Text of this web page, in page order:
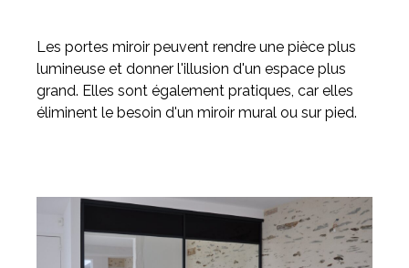
Les portes miroir peuvent rendre une pièce plus
lumineuse et donner l'illusion d'un espace plus
grand. Elles sont également pratiques, car elles
éliminent le besoin d'un miroir mural ou sur pied.